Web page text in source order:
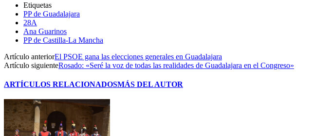
Etiquetas
PP de Guadalajara
28A
Ana Guarinos
PP de Castilla-La Mancha
Artículo anteriorEl PSOE gana las elecciones generales en Guadalajara
Artículo siguienteRosado: «Seré la voz de todas las realidades de Guadalajara en el Congreso»
ARTÍCULOS RELACIONADOSMÁS DEL AUTOR